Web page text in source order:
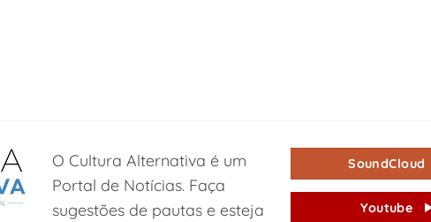
O Cultura Alternativa é um
Portal de Notícias. Faça
sugestões de pautas e esteja
SoundCloud
Youtube